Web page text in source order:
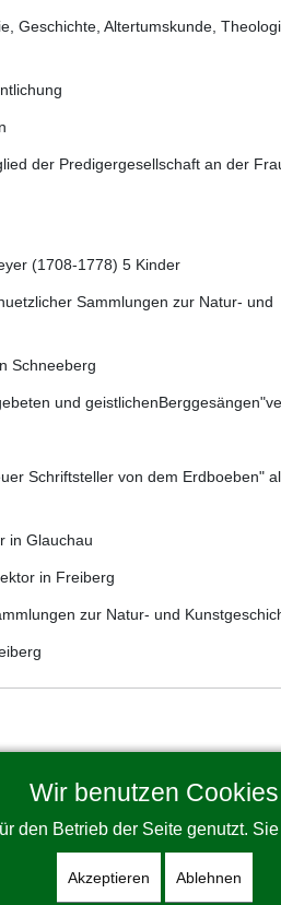
Geschichte, Altertumskunde,
der Predigergesellschaft an der
(1708-1778) 5 Kinder
Sammlungen zur Natur- und
Schneeberg
und
Schriftsteller von dem Erdboeben"
in Glauchau
in Freiberg
zur Natur- und
Wir benutzen Cookies
den Betrieb der Seite genutzt.
Akzeptieren Ablehnen